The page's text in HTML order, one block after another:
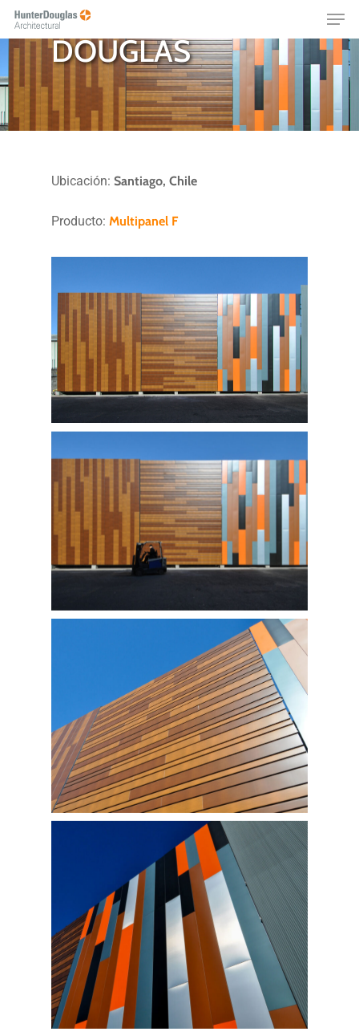
Skip
main
MOCK UP HUNTER
DOUGLAS
Ubicación:Santiago, Chile
Producto:Multipanel F